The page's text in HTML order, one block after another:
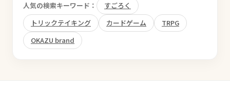
人気の検索キーワード：
すごろく
トリックテイキング
カードゲーム
TRPG
OKAZU brand